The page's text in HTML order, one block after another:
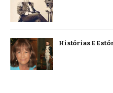
Histórias E